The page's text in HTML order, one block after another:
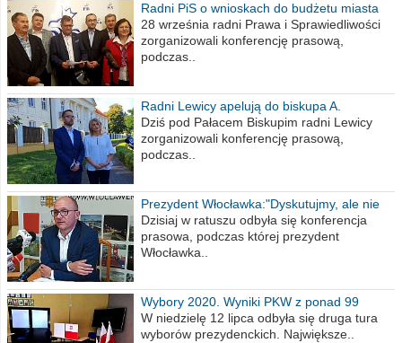
Radni PiS o wnioskach do budżetu miasta
na 2021 rok
28 września radni Prawa i Sprawiedliwości
zorganizowali konferencję prasową,
podczas..
Radni Lewicy apelują do biskupa A.
Wiesława Meringa
Dziś pod Pałacem Biskupim radni Lewicy
zorganizowali konferencję prasową,
podczas..
Prezydent Włocławka:"Dyskutujmy, ale nie
obrażajmy się”
Dzisiaj w ratuszu odbyła się konferencja
prasowa, podczas której prezydent
Włocławka..
Wybory 2020. Wyniki PKW z ponad 99
procent obwodów
W niedzielę 12 lipca odbyła się druga tura
wyborów prezydenckich. Największe..